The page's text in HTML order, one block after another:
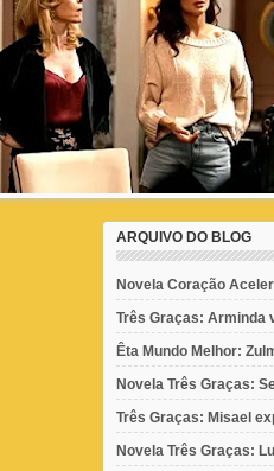
ARQUIVO DO BLOG
Novela Coração
Três Graças: Arminda
Êta Mundo Melhor:
Novela Três Graças:
Três Graças: Misael
Novela Três Graças: